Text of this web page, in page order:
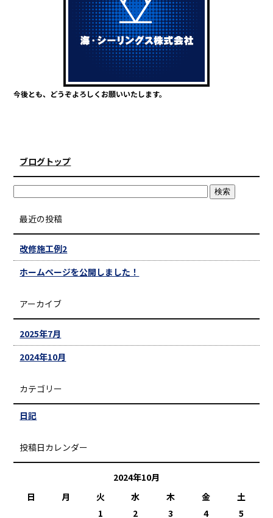
今後とも、どうぞよろしくお願いいたします。
ブログトップ
最近の投稿
改修施工例2
ホームページを公開しました！
アーカイブ
2025年7月
2024年10月
カテゴリー
日記
投稿日カレンダー
2024年10月
日
月 火 水 木 金
土
1
2 3 4 5